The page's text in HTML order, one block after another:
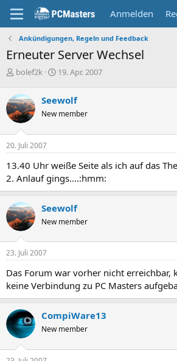
Anmelden
Ankündigungen, Regeln und Feedback
Erneuter Server Wechsel
E
s
t
e
l
l
e
bolef2k
E
t
e
l
m
19. Apr. 2007
Seewolf
New member
20. Juli 2007
13.40 Uhr weiße Seite als ich auf das
2. Anlauf gings....:hmm:
Seewolf
New member
23. Juli 2007
Das Forum war vorher nicht erreichbar,
keine Verbindung zu PC Masters
CompiWare13
New member